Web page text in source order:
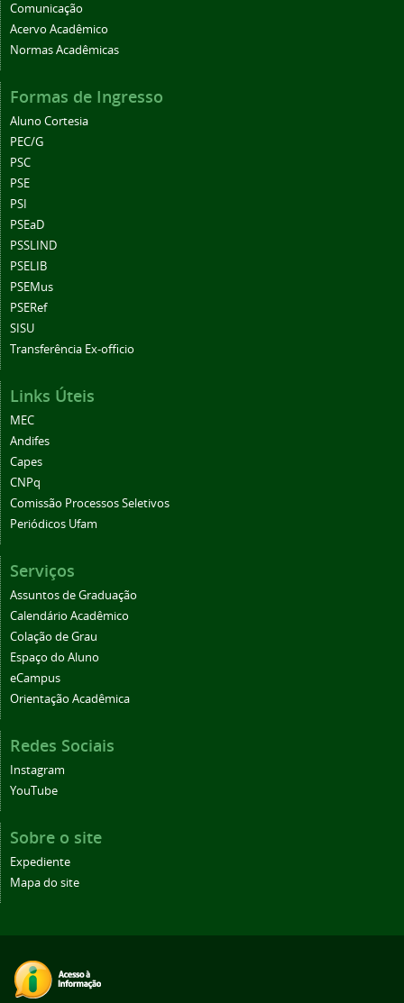
Comunicação
Acervo Acadêmico
Normas Acadêmicas
Formas de Ingresso
Aluno Cortesia
PEC/G
PSC
PSE
PSI
PSEaD
PSSLIND
PSELIB
PSEMus
PSERef
SISU
Transferência Ex-officio
Links Úteis
MEC
Andifes
Capes
CNPq
Comissão Processos Seletivos
Periódicos Ufam
Serviços
Assuntos de Graduação
Calendário Acadêmico
Colação de Grau
Espaço do Aluno
eCampus
Orientação Acadêmica
Redes Sociais
Instagram
YouTube
Sobre o site
Expediente
Mapa do site